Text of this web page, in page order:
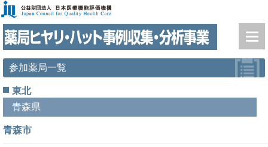
参加薬局一覧
東北
青森県
青森市